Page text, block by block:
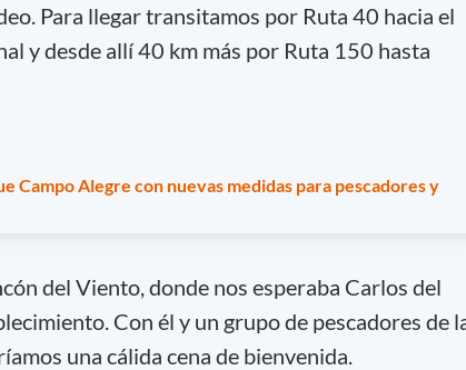
Para llegar transitamos por Ruta 40 hacia el
y desde allí 40 km más por Ruta 150 hasta
Campo Alegre con nuevas medidas para pescadores y
del Viento, donde nos esperaba Carlos del
Con él y un grupo de pescadores de
una cálida cena de bienvenida.